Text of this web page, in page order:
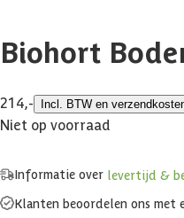
Biohort
214,- Incl. BTW en
Niet op voorraad
Informatie over levertijd &
Klanten beoordelen ons met